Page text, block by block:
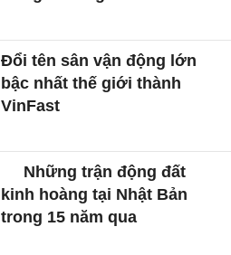
Đổi tên sân vận động lớn
bậc nhất thế giới thành
VinFast
Những trận động đất
kinh hoàng tại Nhật Bản
trong 15 năm qua